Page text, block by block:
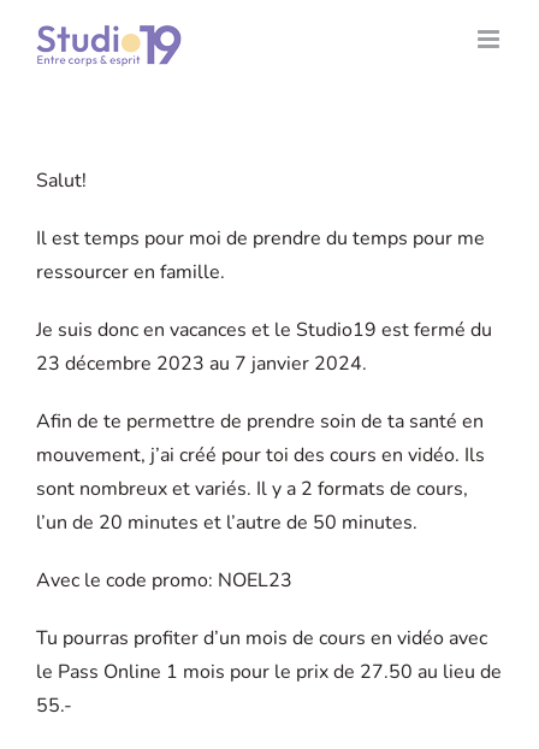
Salut!
Il est temps pour moi de prendre du temps pour me
ressourcer en famille.
Je suis donc en vacances et le Studio19 est fermé du
23 décembre 2023 au 7 janvier 2024.
Afin de te permettre de prendre soin de ta santé en
mouvement, j’ai créé pour toi des cours en vidéo. Ils
sont nombreux et variés. Il y a 2 formats de cours,
l’un de 20 minutes et l’autre de 50 minutes.
Avec le code promo: NOEL23
Tu pourras profiter d’un mois de cours en vidéo avec
le Pass Online 1 mois pour le prix de 27.50 au lieu de
55.-